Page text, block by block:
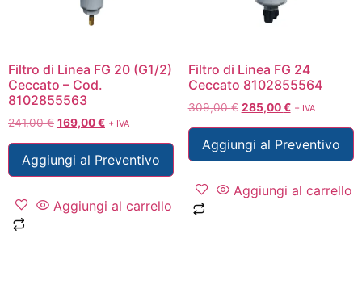
Filtro di Linea FG 20 (G1/2)
Ceccato – Cod.
8102855563
241,00€ 169,00€ + IVA
Aggiungi al Preventivo
Aggiungi al carrello
Filtro di Linea FG 24
Ceccato 8102855564
309,00€ 285,00€ + IVA
Aggiungi al Preventivo
Aggiungi al carrello